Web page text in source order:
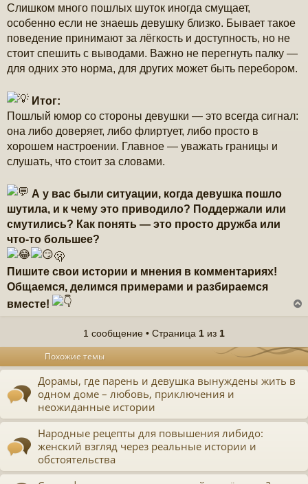
Слишком много пошлых шуток иногда смущает,
особенно если не знаешь девушку близко. Бывает такое
поведение принимают за лёгкость и доступность, но не
стоит спешить с выводами. Важно не перегнуть палку —
для одних это норма, для других может быть перебором.
Итог:
Пошлый юмор со стороны девушки — это всегда сигнал:
она либо доверяет, либо флиртует, либо просто в
хорошем настроении. Главное — уважать границы и
слушать, что стоит за словами.
А у вас были ситуации, когда девушка пошло
шутила, и к чему это приводило? Поддержали или
смутились? Как понять — это просто дружба или
что-то большее?
🫢
Пишите свои истории и мнения в комментариях!
Общаемся, делимся примерами и разбираемся
вместе!
у
ь
а
у
1 сообщение • Страница 1 из 1
Похожие темы
Дорамы, где парень и девушка вынуждены жить в
одном доме – любовь, приключения и
неожиданные истории
Народные рецепты для повышения либидо:
женский взгляд через реальные истории и
обстоятельства